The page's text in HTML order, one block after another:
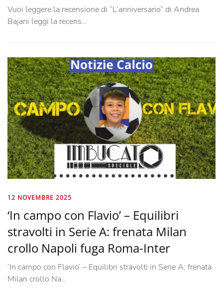
Vuoi leggere la recensione di “L’anniversario” di Andrea
Bajani leggi la recens…
12 NOVEMBRE 2025
‘In campo con Flavio’ – Equilibri
stravolti in Serie A: frenata Milan
crollo Napoli fuga Roma-Inter
‘In campo con Flavio’ – Equilibri stravolti in Serie A: frenata
Milan crollo Na…